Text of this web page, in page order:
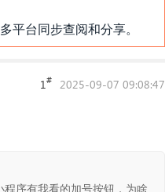
平台同步查阅和分享。
1# 2025-09-07 09:08:47
序有我看的加号按钮，为啥